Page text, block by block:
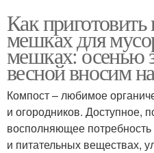
Как приготовить
мешках для
мешках: осенью
весной вносим
Компост – любимое
и огородников. Доступное,
восполняющее
и питательных веществах,